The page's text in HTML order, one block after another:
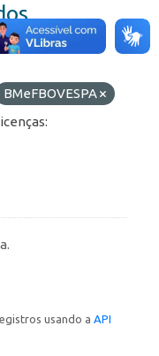
BMeFBOVESPA
usando a API